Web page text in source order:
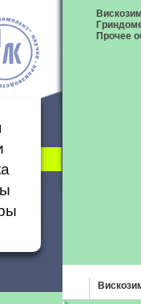
Прочее